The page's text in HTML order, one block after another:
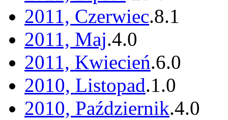
2011, Czerwiec.8.1
2011, Maj.4.0
2011, Kwiecień.6.0
2010, Listopad.1.0
2010, Październik.4.0